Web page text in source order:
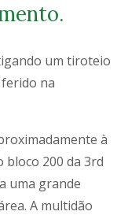
um tiroteio
na
à
bloco 200 da 3rd
uma grande
A multidão